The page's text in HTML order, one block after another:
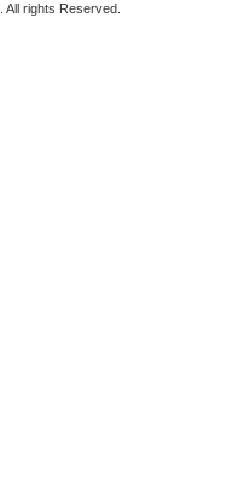
rights Reserved.